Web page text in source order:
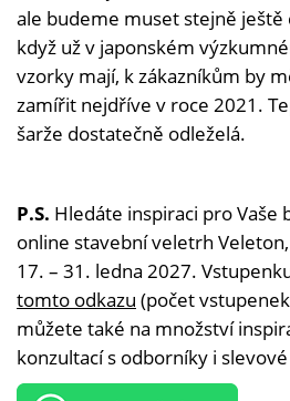
ale budeme muset stejně ještě
když už v japonském
vzorky mají, k zákazníkům by
zamířit nejdříve v roce 2021.
šarže dostatečně odleželá.
P.S. Hledáte inspiraci pro Vaše
online stavební veletrh
17. – 31. ledna 2027.
tomto odkazu (počet
můžete také na množství
konzultací s odborníky i